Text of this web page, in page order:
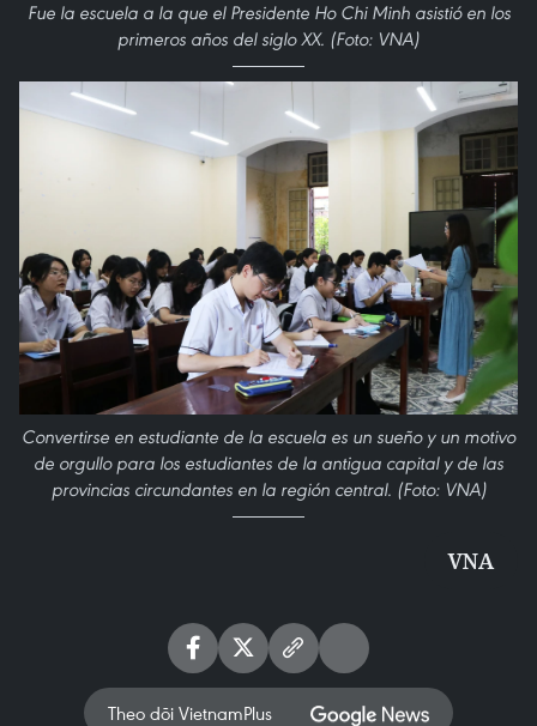
Fue la escuela a la que el Presidente Ho Chi Minh asistió en los
primeros años del siglo XX. (Foto: VNA)
Convertirse en estudiante de la escuela es un sueño y un motivo
de orgullo para los estudiantes de la antigua capital y de las
provincias circundantes en la región central. (Foto: VNA)
VNA
Theo dõi VietnamPlus